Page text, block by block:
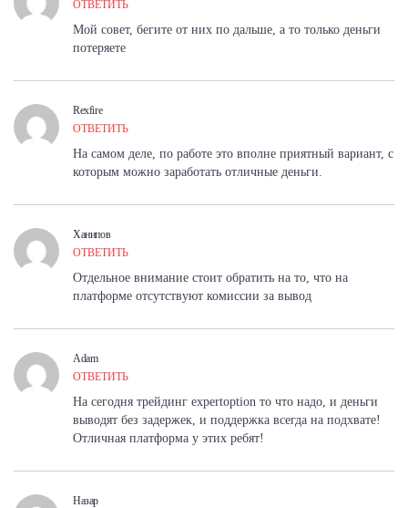
ОТВЕТИТЬ
Мой совет, бегите от них по дальше, а то только деньги
потеряете
Rexfire
ОТВЕТИТЬ
На самом деле, по работе это вполне приятный вариант, с
которым можно заработать отличные деньги.
Ханипов
ОТВЕТИТЬ
Отдельное внимание стоит обратить на то, что на
платформе отсутствуют комиссии за вывод
Adam
ОТВЕТИТЬ
На сегодня трейдинг expertoption то что надо, и деньги
выводят без задержек, и поддержка всегда на подхвате!
Отличная платформа у этих ребят!
Назар